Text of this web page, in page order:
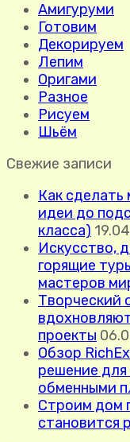
Амигуруми
Готовим
Декорируем
Лепим
Оригами
Разное
Рисуем
Шьём
Свежие записи
Как
идеи до
класса)
Искусство,
горящие
мастеров
Творческий
проекты
Обзор
решение для
обменными
Строим дом
становится